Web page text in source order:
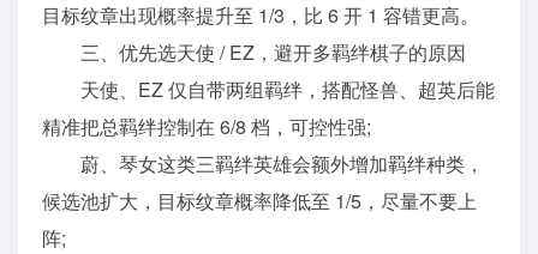
目标纹章出现概率提升至 1/3，比 6 开 1 容错更高。
三、优先选天使 / EZ，避开多羁绊棋子的原因
天使、EZ 仅自带两组羁绊，搭配怪兽、超英后能
精准把总羁绊控制在 6/8 档，可控性强;
蔚、琴女这类三羁绊英雄会额外增加羁绊种类，
候选池扩大，目标纹章概率降低至 1/5，尽量不要上
阵;